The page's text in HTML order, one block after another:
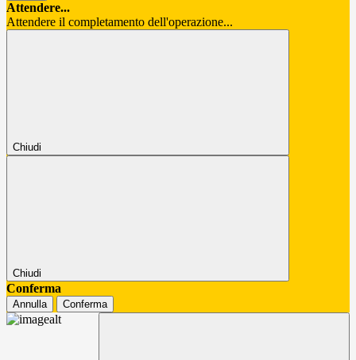
Attendere...
Attendere il completamento dell'operazione...
Chiudi
Chiudi
Conferma
Annulla Conferma